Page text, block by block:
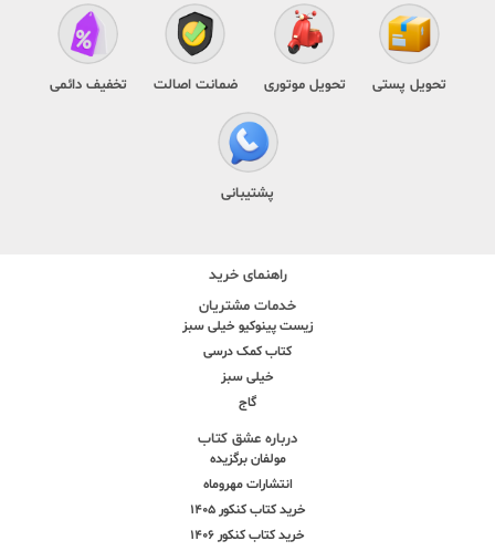
تحویل پستی تحویل موتوری ضمانت اصالت تخفیف دائمی
پشتیبانی
راهنمای خرید
خدمات مشتریان
زیست پینوکیو خیلی سبز
کتاب کمک درسی
خیلی سبز
گاج
درباره عشق کتاب
مولفان برگزیده
انتشارات مهروماه
خرید کتاب کنکور 1405
خرید کتاب کنکور 1406